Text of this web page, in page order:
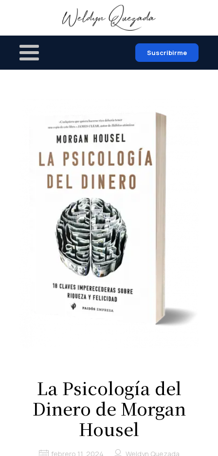
Suscribirme
La Psicología del
Dinero de Morgan
Housel
febrero 11, 2024 Weldyn Quezada